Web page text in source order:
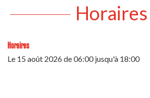
Horaires
Horaires
Le 15 août 2026de 06:00 jusqu'à 18:00